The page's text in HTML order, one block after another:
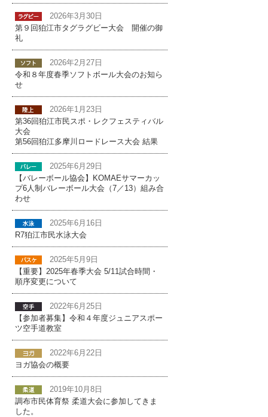
2026年3月30日
第９回狛江市タグラグビー大会 開催の御
礼
2026年2月27日
令和８年度春季ソフトボール大会のお知ら
せ
2026年1月23日
第36回狛江市民スポ・レクフェスティバル
大会
第56回狛江多摩川ロードレース大会 結果
2025年6月29日
【バレーボール協会】KOMAEサマーカッ
プ6人制バレーボール大会（7／13）組み合
わせ
2025年6月16日
R7狛江市民水泳大会
2025年5月9日
【重要】2025年春季大会 5/11試合時間・
順序変更について
2022年6月25日
【参加者募集】令和４年度ジュニアスポー
ツ空手道教室
2022年6月22日
ヨガ協会の概要
2019年10月8日
調布市民体育祭 柔道大会に参加してきま
した。